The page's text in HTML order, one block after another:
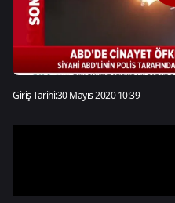
Giriş Tarihi:30 Mayıs 2020 10:39